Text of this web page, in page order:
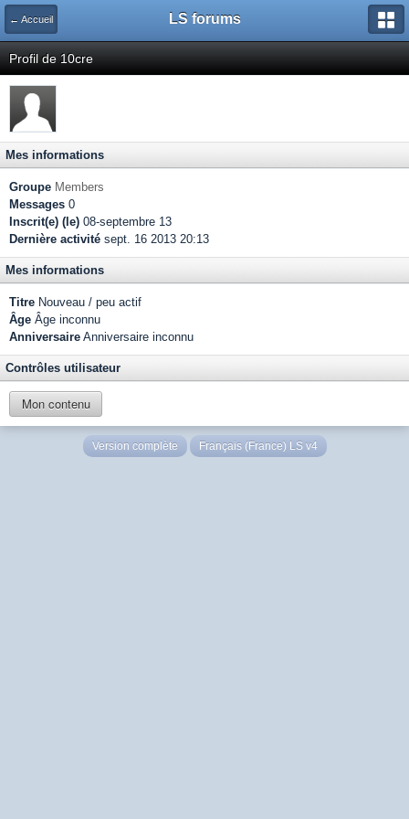
← Accueil LS forums
Profil de 10cre
Mes informations
Groupe Members
Messages 0
Inscrit(e) (le) 08-septembre 13
Dernière activité sept. 16 2013 20:13
Mes informations
Titre Nouveau / peu actif
Âge Âge inconnu
Anniversaire Anniversaire inconnu
Contrôles utilisateur
Mon contenu
Version complète Français (France) LS v4